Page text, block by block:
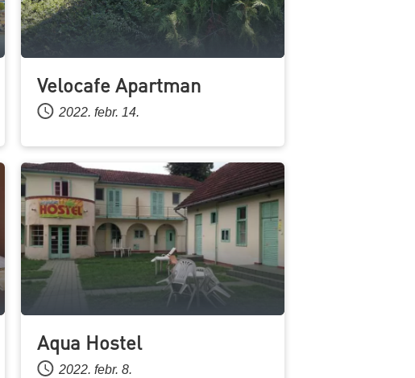
Velocafe Apartman
2022. febr. 14.
Aqua Hostel
2022. febr. 8.